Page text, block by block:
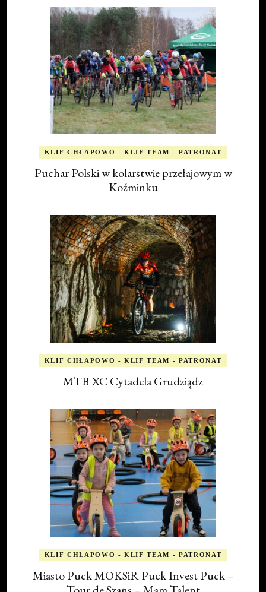
KLIF CHŁAPOWO - KLIF TEAM - PATRONAT
Puchar Polski w kolarstwie przełajowym w
Koźminku
KLIF CHŁAPOWO - KLIF TEAM - PATRONAT
MTB XC Cytadela Grudziądz
KLIF CHŁAPOWO - KLIF TEAM - PATRONAT
Miasto Puck MOKSiR Puck Invest Puck –